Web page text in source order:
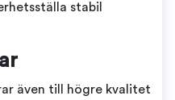
stabil
även till högre kvalitet